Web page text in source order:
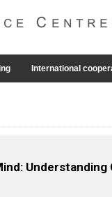
International
Understanding